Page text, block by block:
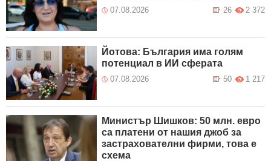
07.08.2026 2 372
26
Йотова: България има голям
потенциал в ИИ сферата
07.08.2026 1 217
50
Министър Шишков: 50 млн. евро
са платени от нашия джоб за
застрахователни фирми, това е
схема